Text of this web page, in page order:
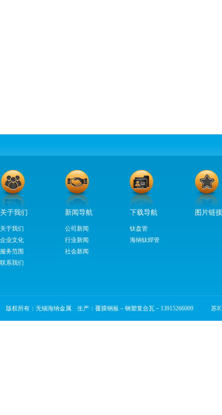
关于我们
关于我们
企业文化
服务范围
联系我们
新闻导航
公司新闻
行业新闻
社会新闻
下载导航
钛盘管
海纳钛焊管
图片链接
版权所有：无锡海纳金属 生产：覆膜钢板－钢塑复合瓦－13915266009 苏